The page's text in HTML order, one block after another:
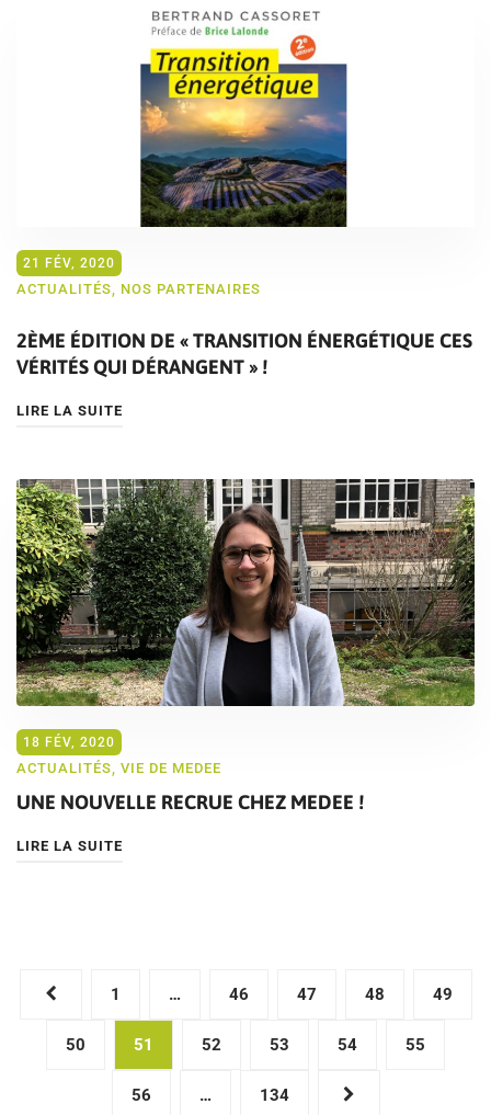
21 FÉV, 2020
ACTUALITÉS, NOS PARTENAIRES
2ÈME ÉDITION DE « TRANSITION ÉNERGÉTIQUE CES
VÉRITÉS QUI DÉRANGENT » !
LIRE LA SUITE
18 FÉV, 2020
ACTUALITÉS VIE DE MEDEE
UNE NOUVELLE RECRUE CHEZ MEDEE !
LIRE LA SUITE
Pagination
publications
1 … 46 47 48 49
50 51 52 53 54 55
56 … 134